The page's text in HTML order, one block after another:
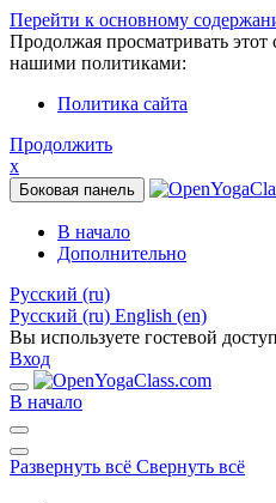
Перейти к основному
Продолжая просматривать этот
нашими политиками:
Политика сайта
Продолжить
x
Боковая панель
В начало
Дополнительно
Русский ‎(ru)‎
Русский ‎(ru)‎ English ‎(en)‎
Вы используете гостевой доступ
Вход
В начало
Развернуть всё Свернуть всё